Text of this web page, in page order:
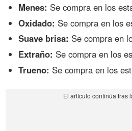
Menes: Se compra en los
Oxidado: Se compra en los
Suave brisa: Se compra en
Extraño: Se compra en los
Trueno: Se compra en los